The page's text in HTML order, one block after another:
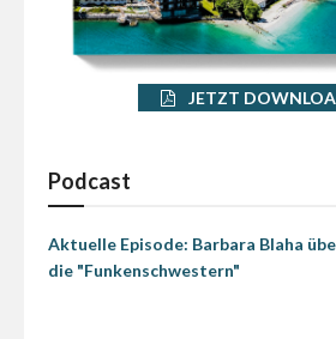
JETZT
Podcast
Aktuelle Episode: Barbara Blaha
die "Funkenschwestern"